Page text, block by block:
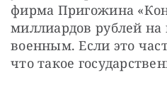
фирма Пригожина
миллиардов рублей на
военным. Если это
что такое